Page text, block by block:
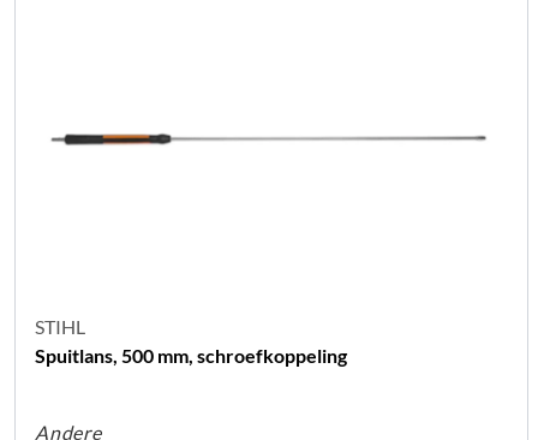
STIHL
Spuitlans, 500 mm, schroefkoppeling
Andere